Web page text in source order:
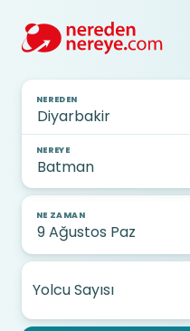
NEREDEN
NEREYE
NE ZAMAN
Yolcu Sayısı